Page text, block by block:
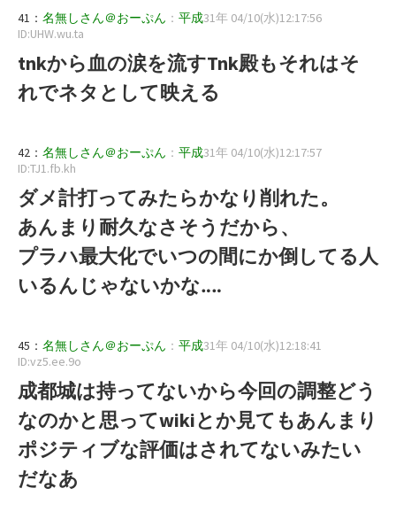
41： 名無しさん＠おーぷん ： 平成31年 04/10(水)12:17:56
ID:UHW.wu.ta
tnkから血の涙を流すTnk殿もそれはそ
れでネタとして映える
42： 名無しさん＠おーぷん ： 平成31年 04/10(水)12:17:57
ID:TJ1.fb.kh
ダメ計打ってみたらかなり削れた。
あんまり耐久なさそうだから、
プラハ最大化でいつの間にか倒してる人
いるんじゃないかな‥‥
45： 名無しさん＠おーぷん ： 平成31年 04/10(水)12:18:41
ID:vz5.ee.9o
成都城は持ってないから今回の調整どう
なのかと思ってwikiとか見てもあんまり
ポジティブな評価はされてないみたい
だなあ